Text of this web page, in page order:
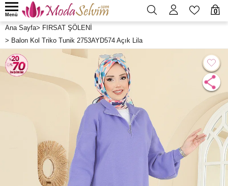
0
Menü
Ana Sayfa> FIRSAT ŞÖLENİ
> Balon Kol Triko Tunik 2753AYD574 Açık Lila